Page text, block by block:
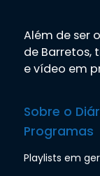
Além de ser
de Barretos,
e vídeo em
Sobre o
Programas
Playlists em